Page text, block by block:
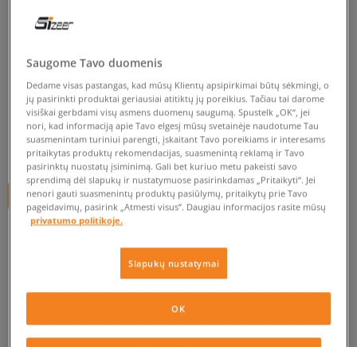
ADIDAS MARŠKINĖLIAI FTBL
JRSY
vyrams, marškinėliai
0.0(0)
60€ -43% (pradinė kaina)
44€ -23% (žemiausia kaina per pastarąsias 30 dienų iki nuolaidos)
34€
+ 34 tšk.SizeerClub
SPALVAŽALIA
Saugome Tavo duomenis
Dedame visas pastangas, kad mūsų Klientų apsipirkimai būtų sėkmingi, o
jų pasirinkti produktai geriausiai atitiktų jų poreikius. Tačiau tai darome
visiškai gerbdami visų asmens duomenų saugumą. Spustelk „OK“, jei
nori, kad informaciją apie Tavo elgesį mūsų svetainėje naudotume Tau
suasmenintam turiniui parengti, įskaitant Tavo poreikiams ir interesams
pritaikytas produktų rekomendacijas, suasmenintą reklamą ir Tavo
pasirinktų nuostatų įsiminimą. Gali bet kuriuo metu pakeisti savo
sprendimą dėl slapukų ir nustatymuose pasirinkdamas „Pritaikyti“. Jei
nenori gauti suasmenintų produktų pasiūlymų, pritaikytų prie Tavo
pageidavimų, pasirink „Atmesti visus”. Daugiau informacijos rasite mūsų
privatumo politikoje.
Slapukų nustatymai
OK